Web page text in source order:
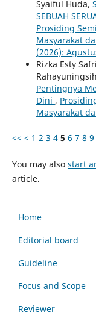
Syaiful Huda,
SEBUAH
Prosiding
Masyarakat
(2026):
Rizka Esty
Pentingnya
Dini ,
Masyarakat
<< < 1 2 3 4 5 6 7 8 9
You may also start
article.
Home
Editorial board
Guideline
Focus and Scope
Reviewer